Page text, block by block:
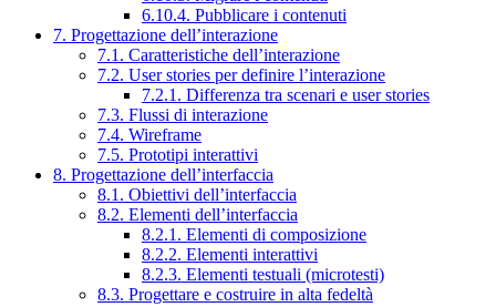
6.10.4. Pubblicare i contenuti
7. Progettazione dell’interazione
7.1. Caratteristiche dell’interazione
7.2. User stories per definire l’interazione
7.2.1. Differenza tra scenari e user stories
7.3. Flussi di interazione
7.4. Wireframe
7.5. Prototipi interattivi
8. Progettazione dell’interfaccia
8.1. Obiettivi dell’interfaccia
8.2. Elementi dell’interfaccia
8.2.1. Elementi di composizione
8.2.2. Elementi interattivi
8.2.3. Elementi testuali (microtesti)
8.3. Progettare e costruire in alta fedeltà